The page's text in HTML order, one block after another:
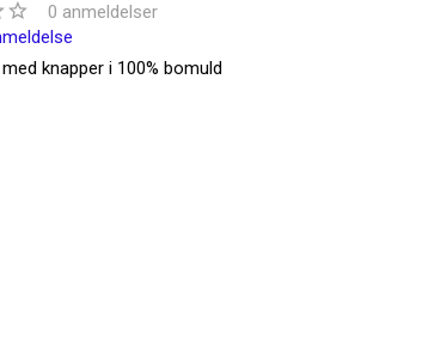
0 anmeldelser
knapper i 100% bomuld